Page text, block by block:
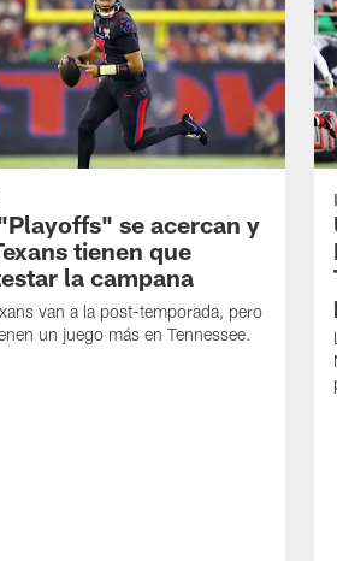
se acercan y
tienen que
la campana
van a la post-temporada, pero
un juego más en Tennessee.